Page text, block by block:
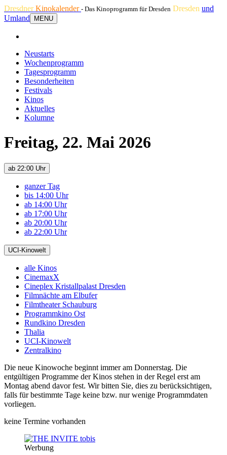
DresdnerKinokalender - Das Kinoprogramm für Dresden Dresden und
Umland
MENU
Neustarts
Wochenprogramm
Tagesprogramm
Besonderheiten
Festivals
Kinos
Aktuelles
Kolumne
Freitag, 22. Mai 2026
ab 22:00 Uhr
ganzer Tag
bis 14:00 Uhr
ab 14:00 Uhr
ab 17:00 Uhr
ab 20:00 Uhr
ab 22:00 Uhr
UCI-Kinowelt
alle Kinos
CinemaxX
Cineplex Kristallpalast Dresden
Filmnächte am Elbufer
Filmtheater Schauburg
Programmkino Ost
Rundkino Dresden
Thalia
UCI-Kinowelt
Zentralkino
Die neue Kinowoche beginnt immer am Donnerstag. Die
entgültigen Programme der Kinos stehen in der Regel erst am
Montag abend davor fest. Wir bitten Sie, dies zu berücksichtigen,
falls für bestimmte Tage keine bzw. nur wenige Programmdaten
vorliegen.
keine Termine vorhanden
Werbung